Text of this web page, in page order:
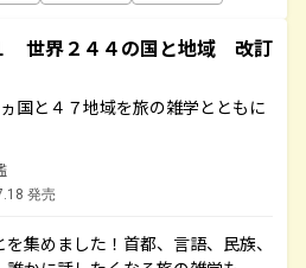
世界２４４の国と地域 改訂
国と４７地域を旅の雑学とともに
発売
集めました！首都、言語、民族、